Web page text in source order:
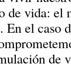
de vida:
el caso
de